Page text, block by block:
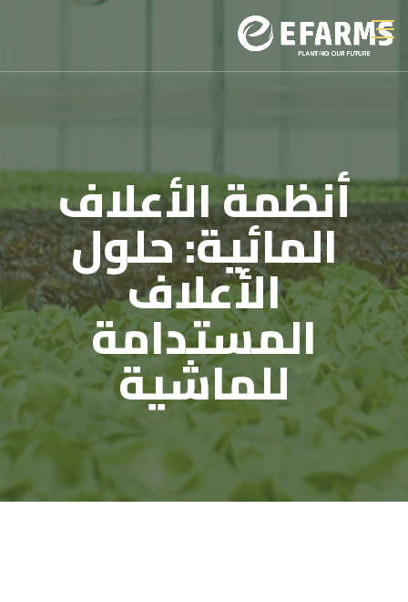
أنظمة الأعلاف
المائية: حلول
الأعلاف
المستدامة
للماشية